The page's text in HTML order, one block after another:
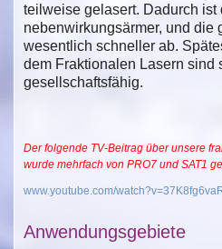
teilweise gelasert. Dadurch ist
nebenwirkungsärmer, und die
wesentlich schneller ab.
dem Fraktionalen Lasern sind
gesellschaftsfähig.
Der folgende TV-Beitrag über unsere
wurde mehrfach von PRO7 und SAT1
www.youtube.com/
Anwendungsgebiete